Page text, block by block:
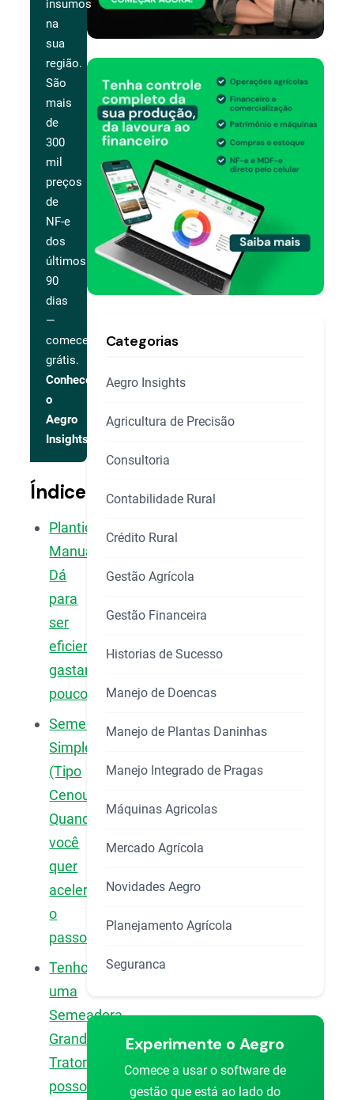
insumos
na
sua
região.
São
mais
de
300
mil
preços
de
NF-e
dos
últimos
90
dias
—
comece
grátis.
Conhecer
o
Aegro
Insights
Índice
Plantio
Manual:
Dá
para
ser
eficiente
gastando
pouco?
Semeadora
Simples
(Tipo
Cenoura):
Quando
você
quer
acelerar
o
passo
Tenho
uma
Semeadora
Grande
Tratorizada,
posso
Categorias
Aegro Insights
Agricultura de Precisão
Consultoria
Contabilidade Rural
Crédito Rural
Gestão Agrícola
Gestão Financeira
Historias de Sucesso
Manejo de Doencas
Manejo de Plantas Daninhas
Manejo Integrado de Pragas
Máquinas Agricolas
Mercado Agrícola
Novidades Aegro
Planejamento Agrícola
Seguranca
Experimente o Aegro
Comece a usar o software de
gestão que está ao lado do